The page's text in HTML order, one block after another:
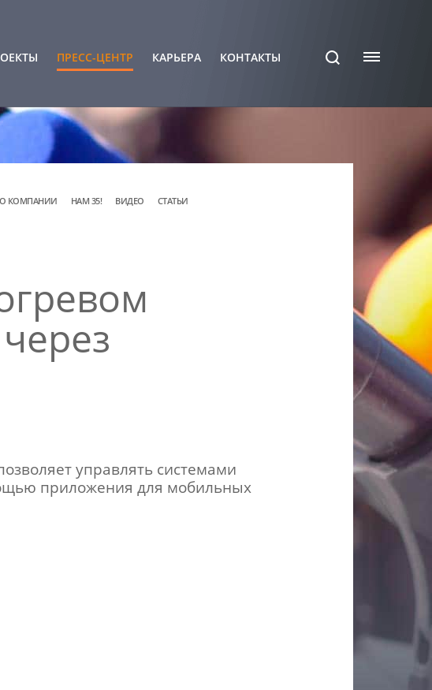
ПРЕСС-ЦЕНТР КАРЬЕРА КОНТАКТЫ
О КОМПАНИИ НАМ 35! ВИДЕО СТАТЬИ
управлять системами
приложения для мобильных